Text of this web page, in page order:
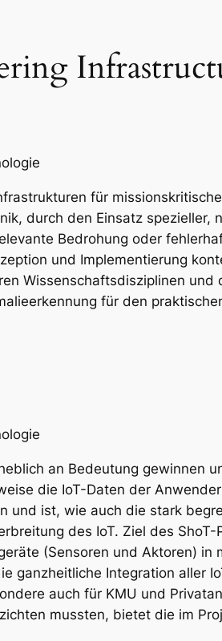
für
durch den Einsatz spezieller,
Bedrohung oder
und Implementierung
Wissenschaftsdisziplinen
für den
an Bedeutung gewinnen
die IoT-Daten der
und ist, wie auch die stark
des IoT. Ziel des
(Sensoren und Aktoren) in
ganzheitliche Integration aller
auch für KMU und
mussten, bietet die im